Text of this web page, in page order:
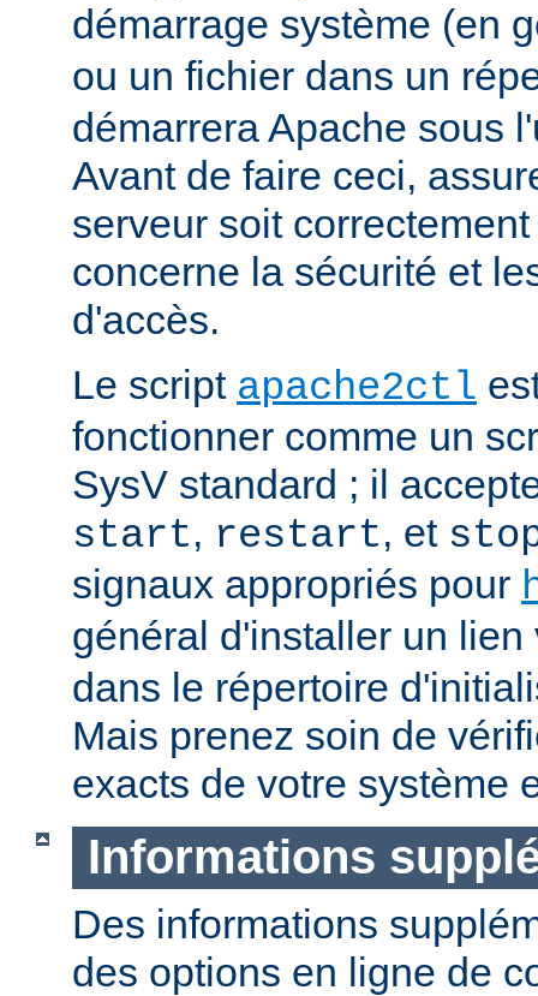
démarrage système (en
ou un fichier dans un
démarrera Apache sous
Avant de faire ceci,
serveur soit
concerne la sécurité et
d'accès.
Le script apache2ctl
fonctionner comme un
SysV standard ; il
start, restart, et
signaux appropriés pour
général d'installer un
dans le répertoire
Mais prenez soin de
exacts de votre système
Informations
Des informations
des options en ligne de